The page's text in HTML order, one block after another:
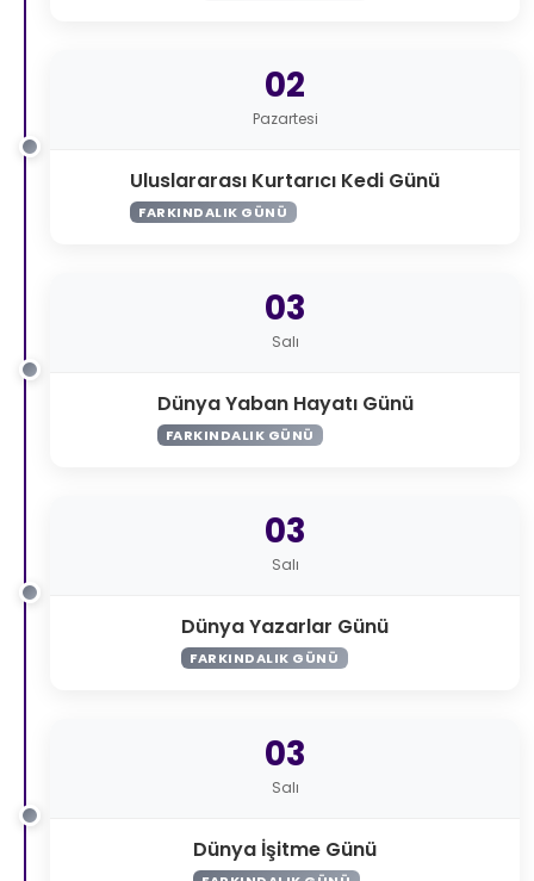
02
Pazartesi
Uluslararası Kurtarıcı Kedi Günü
FARKINDALIK GÜNÜ
03
Salı
Dünya Yaban Hayatı Günü
FARKINDALIK GÜNÜ
03
Salı
Dünya Yazarlar Günü
FARKINDALIK GÜNÜ
03
Salı
Dünya İşitme Günü